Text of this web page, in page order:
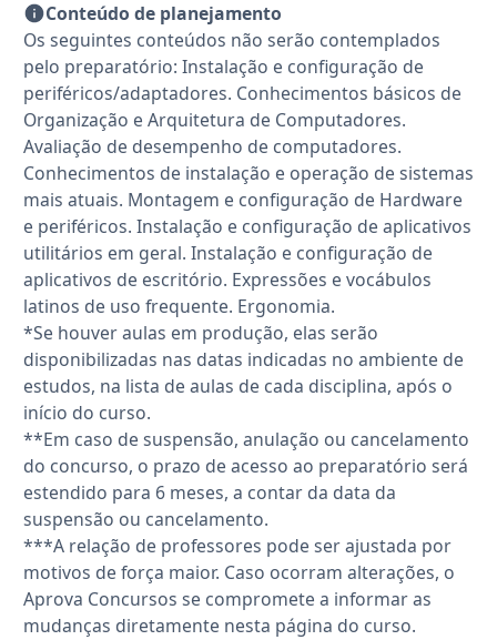
Conteúdo de planejamento
Os seguintes conteúdos não serão contemplados
pelo preparatório: Instalação e configuração de
periféricos/adaptadores. Conhecimentos básicos de
Organização e Arquitetura de Computadores.
Avaliação de desempenho de computadores.
Conhecimentos de instalação e operação de sistemas
mais atuais. Montagem e configuração de Hardware
e periféricos. Instalação e configuração de aplicativos
utilitários em geral. Instalação e configuração de
aplicativos de escritório. Expressões e vocábulos
latinos de uso frequente. Ergonomia.
*Se houver aulas em produção, elas serão
disponibilizadas nas datas indicadas no ambiente de
estudos, na lista de aulas de cada disciplina, após o
início do curso.
**Em caso de suspensão, anulação ou cancelamento
do concurso, o prazo de acesso ao preparatório será
estendido para 6 meses, a contar da data da
suspensão ou cancelamento.
***A relação de professores pode ser ajustada por
motivos de força maior. Caso ocorram alterações, o
Aprova Concursos se compromete a informar as
mudanças diretamente nesta página do curso.